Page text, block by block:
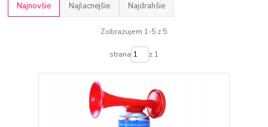
Najnovšie Najlacnejšie Najdrahšie
Zobrazujem 1-5 z 5
strana z 1